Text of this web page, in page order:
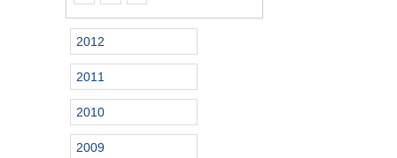
2012
2011
2010
2009